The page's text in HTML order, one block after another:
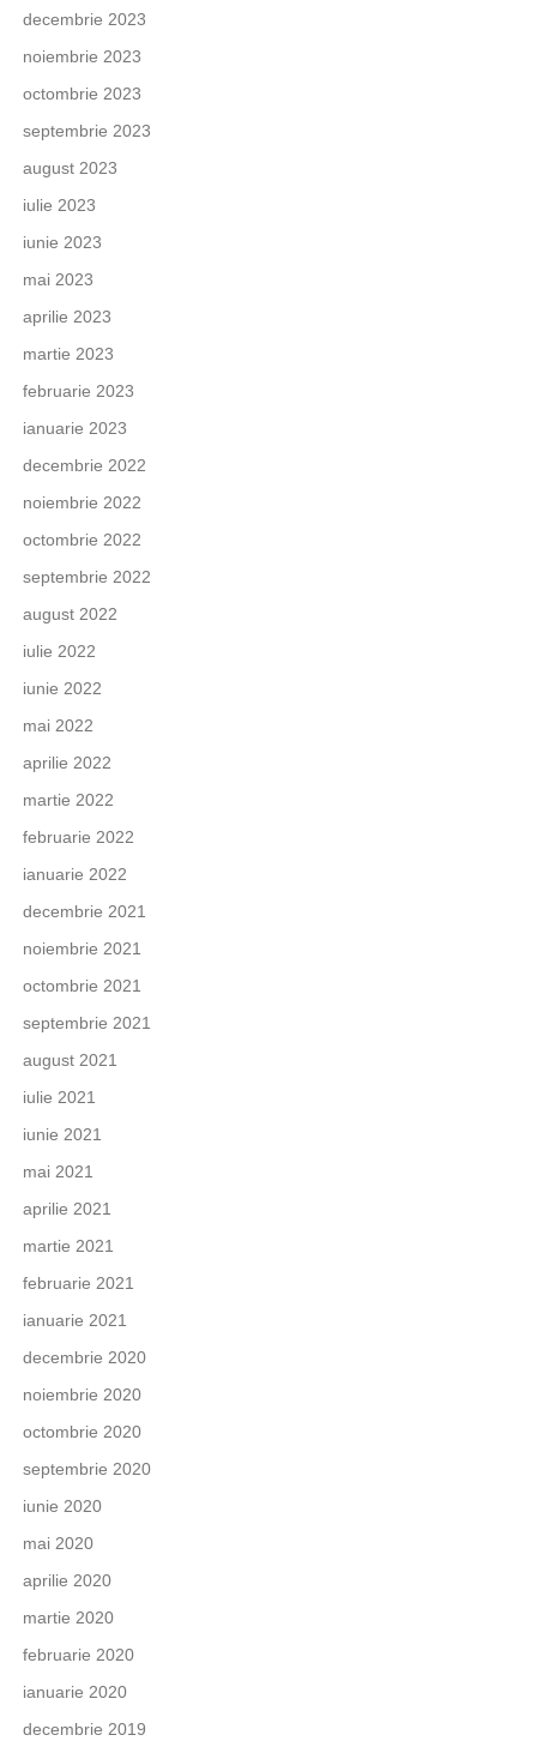
decembrie 2023
noiembrie 2023
octombrie 2023
septembrie 2023
august 2023
iulie 2023
iunie 2023
mai 2023
aprilie 2023
martie 2023
februarie 2023
ianuarie 2023
decembrie 2022
noiembrie 2022
octombrie 2022
septembrie 2022
august 2022
iulie 2022
iunie 2022
mai 2022
aprilie 2022
martie 2022
februarie 2022
ianuarie 2022
decembrie 2021
noiembrie 2021
octombrie 2021
septembrie 2021
august 2021
iulie 2021
iunie 2021
mai 2021
aprilie 2021
martie 2021
februarie 2021
ianuarie 2021
decembrie 2020
noiembrie 2020
octombrie 2020
septembrie 2020
iunie 2020
mai 2020
aprilie 2020
martie 2020
februarie 2020
ianuarie 2020
decembrie 2019